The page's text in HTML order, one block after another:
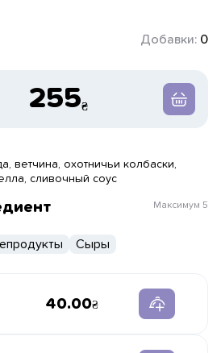
Добавки: 0
255
ветчина, охотничьи колбаски,
сливочный соус
Максимум 5
Сыры
40.00